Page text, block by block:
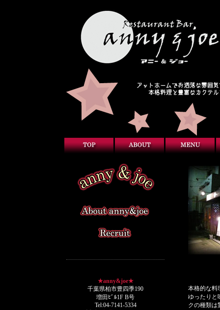
★anny&joe★
千葉県柏市豊四季190
増田ﾋﾞﾙ1F B号
Tel:04-7141-5334